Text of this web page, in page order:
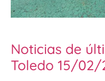
Noticias de
Toledo 15/02/